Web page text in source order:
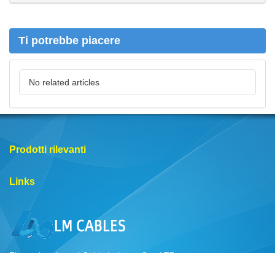
c
Ti potrebbe piacere
No related articles
Prodotti rilevanti
Links